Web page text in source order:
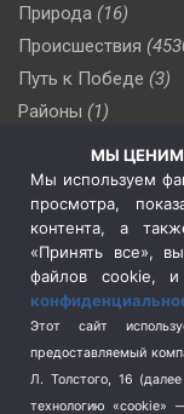
Природа (16)
Происшествия
Путь к Победе (3)
Районы (1)
(510)
Сельское
Социальная
Спецоперация в
Спецоперация на
Спорт (740)
Терроризм (1)
Транспорт (262)
МЫ
Мы используем
просмотра,
контента, а
«Принять все»,
файлов cookie,
Этот сайт
предоставляемый
Л. Толстого, 16
технологию «cookie»